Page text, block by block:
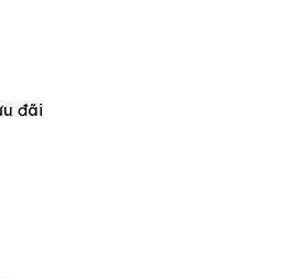
đãi